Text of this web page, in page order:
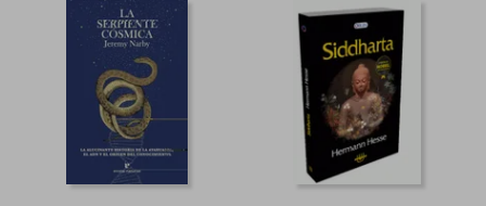
40% 40%